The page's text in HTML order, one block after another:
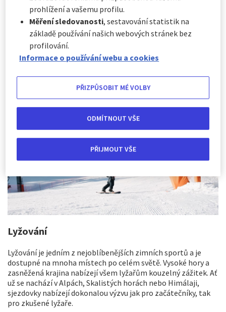
S chladnějším počasím začíná v mnoha částech světa
každoroční sezóna zimních sportů. Zimní sporty poskytují
nejen vzrušující výzvy a zábavu, ale také výhody
zdravějšího životního stylu a aktivního trávení volného
času. Níže uvádíme některé z nejlepších zimních sportů na
světě, vyberte si a vyzkoušejte je!
Lyžování
Lyžování je jedním z nejoblíbenějších zimních sportů a je
dostupné na mnoha místech po celém světě. Vysoké hory a
zasněžená krajina nabízejí všem lyžařům kouzelný zážitek. Ať
už se nachází v Alpách, Skalistých horách nebo Himálaji,
sjezdovky nabízejí dokonalou výzvu jak pro začátečníky, tak
pro zkušené lyžaře.
prohlížení a vašemu profilu.
Měření sledovanosti, sestavování statistik na
základě používání našich webových stránek bez
profilování.
Informace o používání webu a cookies
PŘIZPŮSOBIT MÉ VOLBY
ODMÍTNOUT VŠE
PŘIJMOUT VŠE